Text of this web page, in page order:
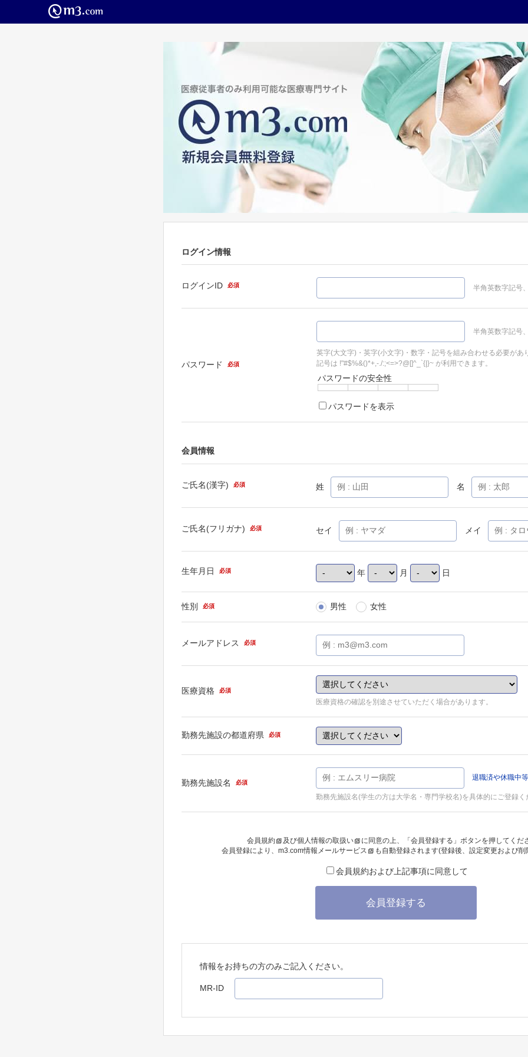
ログイン情報
ログインID 必須 半角英数字記号
パスワード 必須
半角英数字記号
英字(大文字)・英字(小文字)・数字・記号を組み合わせる必要があ
記号は !"#$%&()*+,-./:;<=>?@[]^_`{|}~ が利用できます。
パスワードの安全性
パスワードを表示
会員情報
ご氏名(漢字) 必須 姓 名
ご氏名(フリガナ) 必須 セイ メイ
生年月日 必須 年 月 日
性別 必須 男性 女性
メールアドレス 必須
医療資格 必須
医療資格の確認を別途させていただく場合があります。
勤務先施設の都道府県 必須
勤務先施設名 必須
退職済や休職中
勤務先施設名(学生の方は大学名・専門学校名)を具体的にご登録く
会員規約 及び個人情報の取扱い
に同意の上、「会員登録する」ボタンを押してくだ
会員登録により、 m3.com情報メールサービス も自動登録されます(登録後、設定変更および
会員規約および上記事項に同意して
会員登録する
情報をお持ちの方のみご記入ください。
MR-ID